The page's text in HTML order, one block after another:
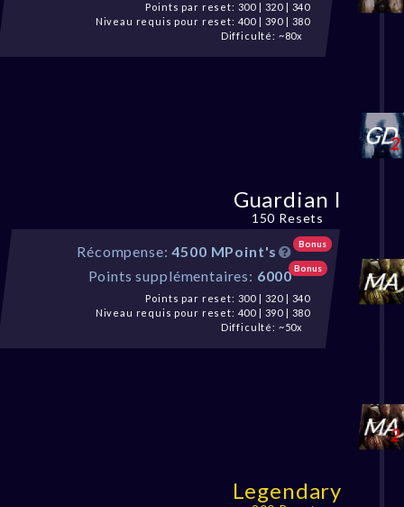
Points par reset: 300 | 320 | 340
Niveau requis pour reset: 400 | 390 | 380
Difficulté: ~80x
Guardian I
150 Resets
Récompense:4500 MPoint's Bonus
Points supplémentaires: 6000Bonus
Points par reset: 300 | 320 | 340
Niveau requis pour reset: 400 | 390 | 380
Difficulté: ~50x
Legendary